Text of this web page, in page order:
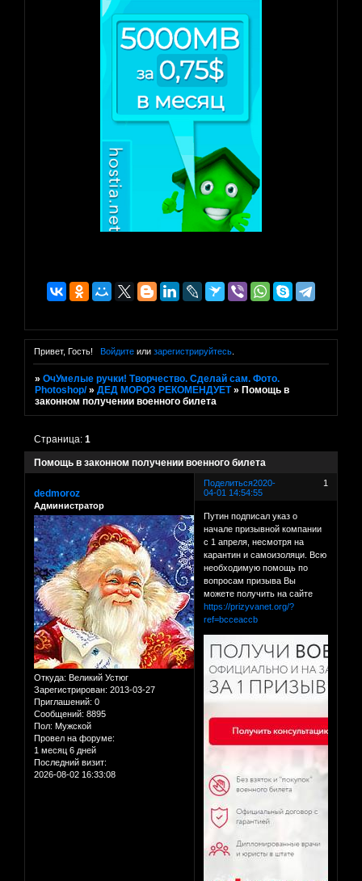
Привет, Гость! Войдитеили зарегистрируйтесь.
»ОчУмелые ручки! Творчество. Сделай сам. Фото.
Photoshop/ »ДЕД МОРОЗ РЕКОМЕНДУЕТ » Помощь в
законном получении военного билета
Помощь в законном получении военного билета
Страница:1
Поделиться 1
2020-
04-01 14:54:55
dedmoroz
Администратор
Откуда: Великий Устюг
Зарегистрирован: 2013-03-27
Приглашений: 0
Сообщений: 8895
Пол: Мужской
Провел на форуме:
1 месяц 6 дней
Последний визит:
2026-08-02 16:33:08
Путин подписал указ о
начале призывной компании
с 1 апреля, несмотря на
карантин и самоизоляци. Всю
необходимую помощь по
вопросам призыва Вы
можете получить на сайте
https://prizyvanet.org/?
ref=bcceaccb